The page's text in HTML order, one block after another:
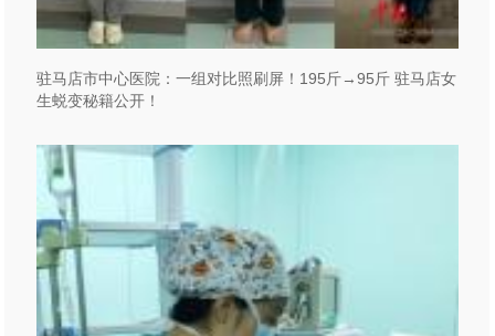
驻马店市中心医院：一组对比照刷屏！195斤→95斤 驻马店女
生蜕变秘籍公开！